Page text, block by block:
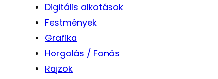
Digitális alkotások
Festmények
Grafika
Horgolás / Fonás
Rajzok